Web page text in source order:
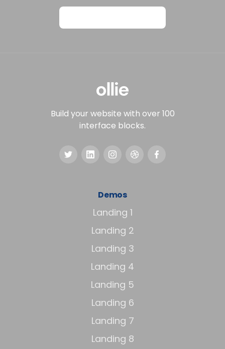
Build your website with over 100
interface blocks.
Demos
Landing 1
Landing 2
Landing 3
Landing 4
Landing 5
Landing 6
Landing 7
Landing 8